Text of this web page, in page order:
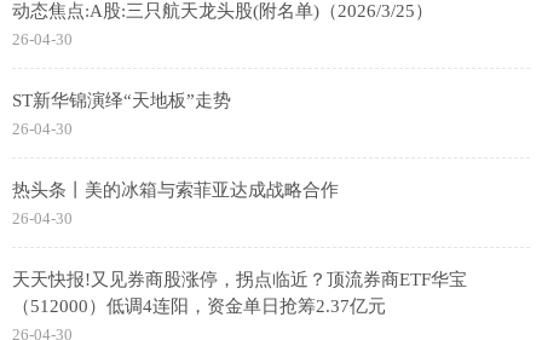
动态焦点:A股:三只航天龙头股(附名单)（2026/3/25）
26-04-30
ST新华锦演绎“天地板”走势
26-04-30
热头条丨美的冰箱与索菲亚达成战略合作
26-04-30
天天快报!又见券商股涨停，拐点临近？顶流券商ETF华宝
（512000）低调4连阳，资金单日抢筹2.37亿元
26-04-30